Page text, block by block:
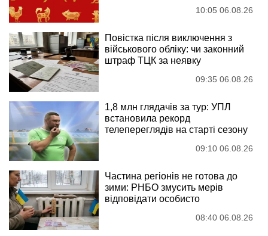
10:05 06.08.26
Повістка після виключення з
військового обліку: чи законний
штраф ТЦК за неявку
09:35 06.08.26
1,8 млн глядачів за тур: УПЛ
встановила рекорд
телепереглядів на старті сезону
09:10 06.08.26
Частина регіонів не готова до
зими: РНБО змусить мерів
відповідати особисто
08:40 06.08.26